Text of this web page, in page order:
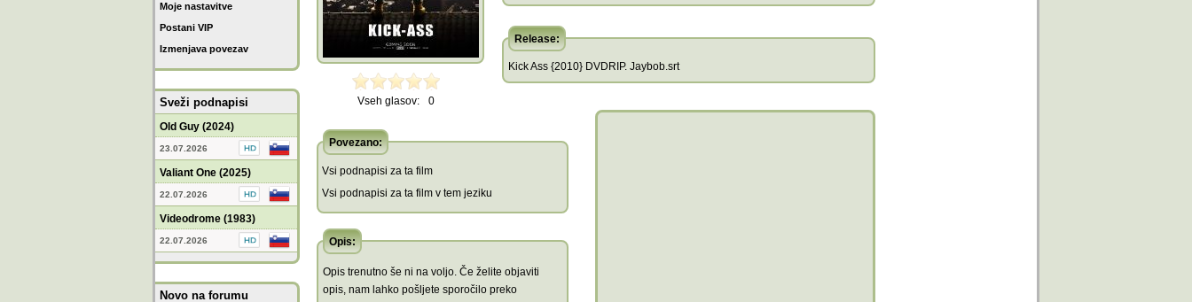
Moje nastavitve
Postani VIP
Izmenjava povezav
Sveži podnapisi
Old Guy (2024)
23.07.2026
Valiant One (2025)
22.07.2026
Videodrome (1983)
22.07.2026
Novo na forumu
Vseh glasov: 0
Release:
Kick Ass {2010} DVDRIP. Jaybob.srt
Povezano:
Vsi podnapisi za ta film
Vsi podnapisi za ta film v tem jeziku
Opis:
Opis trenutno še ni na voljo. Če želite objaviti
opis, nam lahko pošljete sporočilo preko